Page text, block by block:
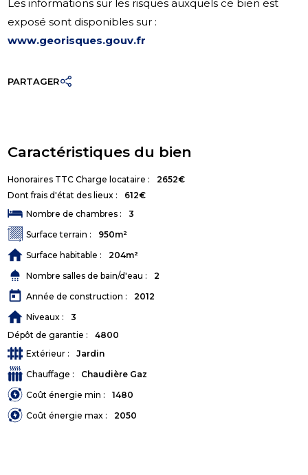
Les informations sur les risques auxquels ce bien est
exposé sont disponibles sur :
www.georisques.gouv.fr
PARTAGER
Caractéristiques du bien
Honoraires TTC Charge locataire :
2652€
Dont frais d'état des lieux :
612€
Nombre de chambres :
3
Surface terrain :
950m²
Surface habitable :
204m²
shower Nombre salles de bain/d'eau : 2
today Année de construction :
2012
Niveaux :
3
Dépôt de garantie :
4800
Extérieur :
Jardin
Chauffage :
Chaudière Gaz
Coût énergie min :
1480
Coût énergie max :
2050